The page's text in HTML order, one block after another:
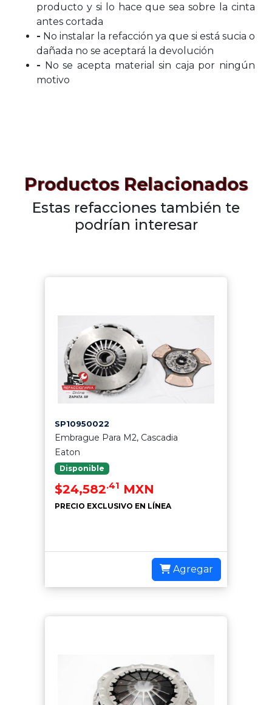
producto y si lo hace que sea sobre la cinta
antes cortada
- No instalar la refacción ya que si está sucia o
dañada no se aceptará la devolución
- No se acepta material sin caja por ningún
motivo
Productos Relacionados
Estas refacciones también te
podrían interesar
SP10950022
Embrague Para M2, Cascadia
Eaton
Disponible
$24,582.41 MXN
PRECIO EXCLUSIVO EN LÍNEA
Agregar